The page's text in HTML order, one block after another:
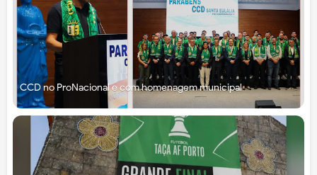
CCD no ProNacional e com homenagem municipal